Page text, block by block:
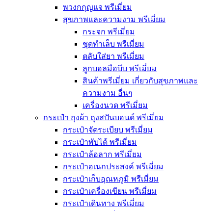
พวงกกุญแจ พรีเมี่ยม
สุขภาพและความงาม พรีเมี่ยม
กระจก พรีเมี่ยม
ชุดทำเล็บ พรีเมี่ยม
ตลับใส่ยา พรีเมี่ยม
ลูกบอลมือบีบ พรีเมี่ยม
สินค้าพรีเมี่ยม เกี่ยวกับสุขภาพและ
ความงาม อื่นๆ
เครื่องนวด พรีเมี่ยม
กระเป๋า ถุงผ้า ถุงสปันบอนด์ พรีเมี่ยม
กระเป๋าจัดระเบียบ พรีเมี่ยม
กระเป๋าพับได้ พรีเมี่ยม
กระเป๋าล้อลาก พรีเมี่ยม
กระเป๋าอเนกประสงค์ พรีเมี่ยม
กระเป๋าเก็บอุณหภูมิ พรีเมี่ยม
กระเป๋าเครื่องเขียน พรีเมี่ยม
กระเป๋าเดินทาง พรีเมี่ยม